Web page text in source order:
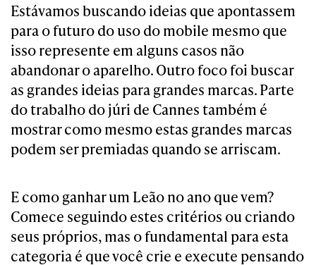
Estávamos buscando ideias que apontassem
para o futuro do uso do mobile mesmo que
isso represente em alguns casos não
abandonar o aparelho. Outro foco foi buscar
as grandes ideias para grandes marcas. Parte
do trabalho do júri de Cannes também é
mostrar como mesmo estas grandes marcas
podem ser premiadas quando se arriscam.
E como ganhar um Leão no ano que vem?
Comece seguindo estes critérios ou criando
seus próprios, mas o fundamental para esta
categoria é que você crie e execute pensando